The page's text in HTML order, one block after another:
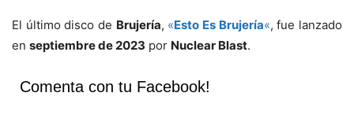
El último disco de Brujería, «Esto Es Brujería«, fue lanzado
en septiembre de 2023 por Nuclear Blast.
Comenta con tu Facebook!